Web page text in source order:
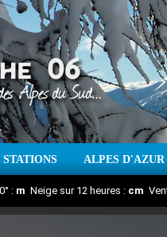
STATIONS ALPES D'AZUR
: m Neige sur 12 heures : cm